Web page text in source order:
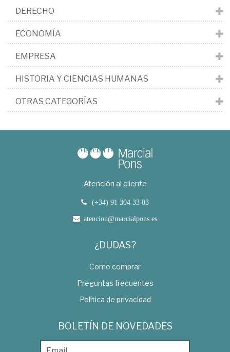
DERECHO
ECONOMÍA
EMPRESA
HISTORIA Y CIENCIAS HUMANAS
OTRAS CATEGORÍAS
Atención al cliente
(+34) 91 304 33 03
atencion@marcialpons.es
¿DUDAS?
Como comprar
Preguntas frecuentes
Política de privacidad
BOLETÍN DE NOVEDADES